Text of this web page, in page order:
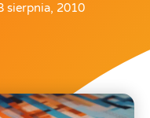
sierpnia, 2010